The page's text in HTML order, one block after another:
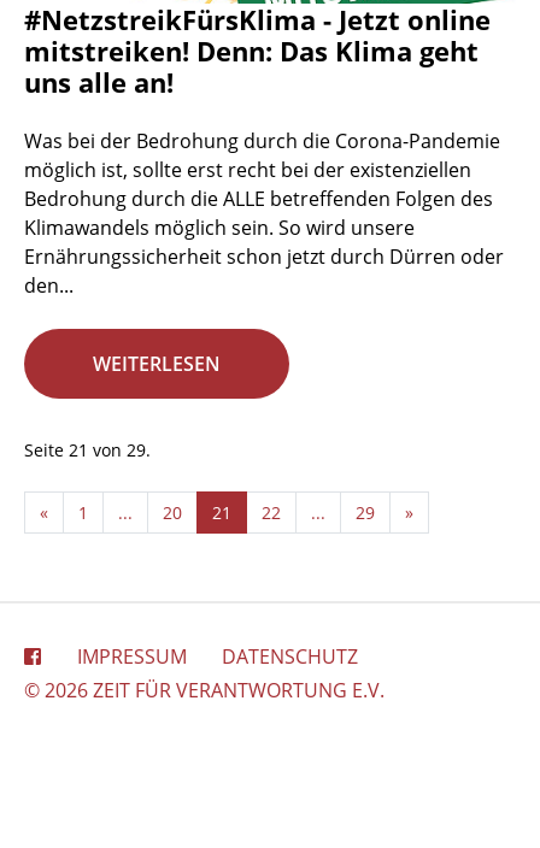
#NetzstreikFürsKlima - Jetzt online
mitstreiken! Denn: Das Klima geht
uns alle an!
Was bei der Bedrohung durch die Corona-Pandemie
möglich ist, sollte erst recht bei der existenziellen
Bedrohung durch die ALLE betreffenden Folgen des
Klimawandels möglich sein. So wird unsere
Ernährungssicherheit schon jetzt durch Dürren oder
den...
WEITERLESEN
Seite 21 von 29.
« 1 ... 20 21 22 ... 29 »
IMPRESSUM
DATENSCHUTZ
© 2026 ZEIT FÜR VERANTWORTUNG E.V.